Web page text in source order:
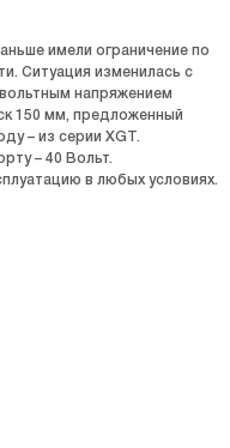
имели ограничение по
Ситуация изменилась с
напряжением
150 мм, предложенный
– из серии XGT.
– 40 Вольт.
в любых условиях.